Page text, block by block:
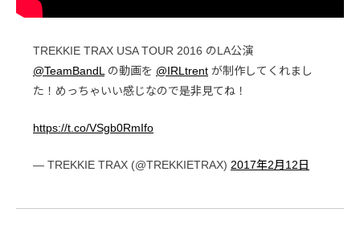
TREKKIE TRAX USA TOUR 2016 のLA公演
@TeamBandL の動画を @IRLtrent が制作してくれまし
た！めっちゃいい感じなので是非見てね！
https://t.co/VSgb0RmIfo
— TREKKIE TRAX (@TREKKIETRAX) 2017年2月12日